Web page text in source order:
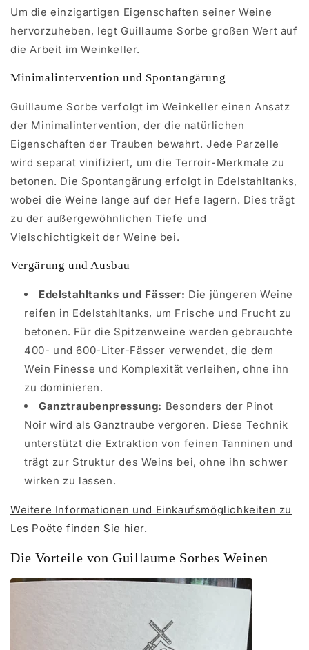
Um die einzigartigen Eigenschaften seiner Weine
hervorzuheben, legt Guillaume Sorbe großen Wert auf
die Arbeit im Weinkeller.
Minimalintervention und Spontangärung
Guillaume Sorbe verfolgt im Weinkeller einen Ansatz
der Minimalintervention, der die natürlichen
Eigenschaften der Trauben bewahrt. Jede Parzelle
wird separat vinifiziert, um die Terroir-Merkmale zu
betonen. Die Spontangärung erfolgt in Edelstahltanks,
wobei die Weine lange auf der Hefe lagern. Dies trägt
zu der außergewöhnlichen Tiefe und
Vielschichtigkeit der Weine bei.
Vergärung und Ausbau
Edelstahltanks und Fässer: Die jüngeren Weine
reifen in Edelstahltanks, um Frische und Frucht zu
betonen. Für die Spitzenweine werden gebrauchte
400- und 600-Liter-Fässer verwendet, die dem
Wein Finesse und Komplexität verleihen, ohne ihn
zu dominieren.
Ganztraubenpressung: Besonders der Pinot
Noir wird als Ganztraube vergoren. Diese Technik
unterstützt die Extraktion von feinen Tanninen und
trägt zur Struktur des Weins bei, ohne ihn schwer
wirken zu lassen.
Weitere Informationen und Einkaufsmöglichkeiten zu
Les Poëte finden Sie hier.
Die Vorteile von Guillaume Sorbes Weinen